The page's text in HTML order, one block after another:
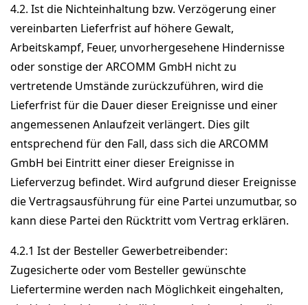
4.2. Ist die Nichteinhaltung bzw. Verzögerung einer
vereinbarten Lieferfrist auf höhere Gewalt,
Arbeitskampf, Feuer, unvorhergesehene Hindernisse
oder sonstige der ARCOMM GmbH nicht zu
vertretende Umstände zurückzuführen, wird die
Lieferfrist für die Dauer dieser Ereignisse und einer
angemessenen Anlaufzeit verlängert. Dies gilt
entsprechend für den Fall, dass sich die ARCOMM
GmbH bei Eintritt einer dieser Ereignisse in
Lieferverzug befindet. Wird aufgrund dieser Ereignisse
die Vertragsausführung für eine Partei unzumutbar, so
kann diese Partei den Rücktritt vom Vertrag erklären.
4.2.1 Ist der Besteller Gewerbetreibender:
Zugesicherte oder vom Besteller gewünschte
Liefertermine werden nach Möglichkeit eingehalten,